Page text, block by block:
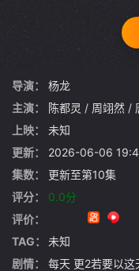
导演：
杨龙
主演：
陈都灵 / 周翊然 /
上映：
未知
更新：
2026-06-06
集数：
更新至第10集
评分：
0.0分
评价：
TAG：
未知
剧情：
每天 更2若要以这